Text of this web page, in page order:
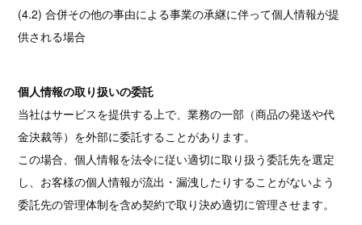
(4.2) 合併その他の事由による事業の承継に伴って個人情報が提
供される場合
個人情報の取り扱いの委託
当社はサービスを提供する上で、業務の一部（商品の発送や代
金決裁等）を外部に委託することがあります。
この場合、個人情報を法令に従い適切に取り扱う委託先を選定
し、お客様の個人情報が流出・漏洩したりすることがないよう
委託先の管理体制を含め契約で取り決め適切に管理させます。